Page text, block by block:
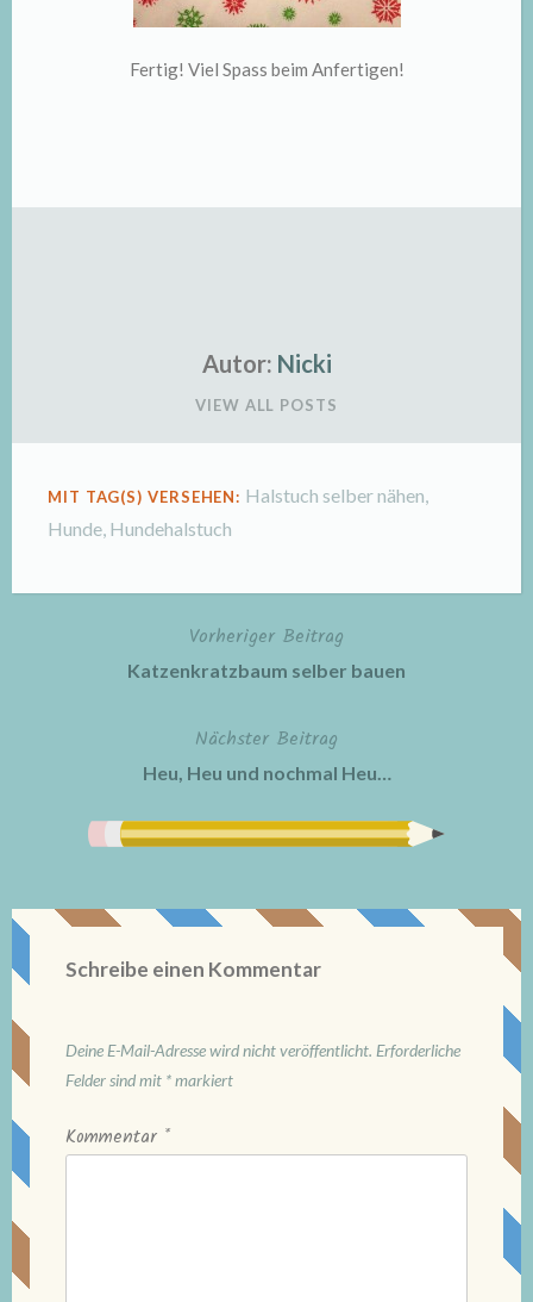
Fertig! Viel Spass beim Anfertigen!
Autor: Nicki
VIEW ALL POSTS
MIT TAG(S) VERSEHEN: Halstuch selber nähen,
Hunde, Hundehalstuch
BeitragsnavigationVorheriger Beitrag
Katzenkratzbaum selber bauen
Nächster Beitrag
Heu, Heu und nochmal Heu…
Schreibe einen Kommentar
Deine E-Mail-Adresse wird nicht veröffentlicht. Erforderliche
Felder sind mit *markiert
Kommentar *